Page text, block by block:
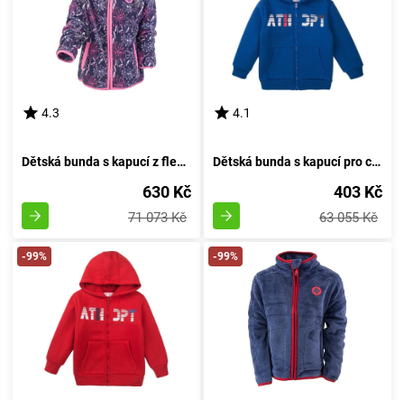
4.3
Dětská bunda s kapucí z fleecu, Pidilidi, PD1116-03, růžová - velikost 98 | pro věk 3 roky
630 Kč
71 073 Kč
4.1
Dětská bunda s kapucí pro chlapce, Minoti, 7BZTHRU 2, modrá - velikost 98/104 | 3 a 4 roky
403 Kč
63 055 Kč
-99% -99%